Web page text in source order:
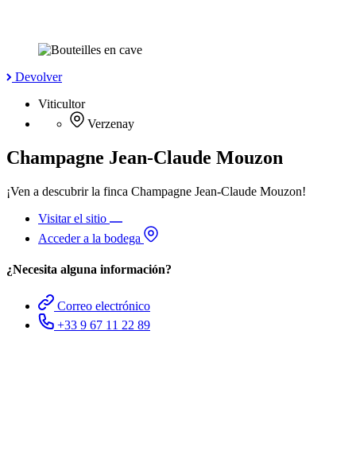
Devolver
Viticultor
Verzenay
Champagne Jean-Claude Mouzon
¡Ven a descubrir la finca Champagne Jean-Claude Mouzon!
Visitar el sitio
Acceder a la bodega
¿Necesita alguna información?
Correo electrónico
+33 9 67 11 22 89